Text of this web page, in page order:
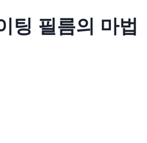
팅 필름의 마법